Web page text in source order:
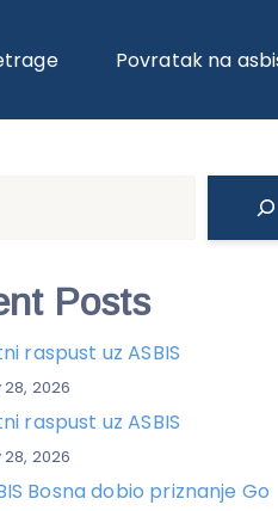
Povratak na
Posts
raspust uz ASBIS
28, 2026
raspust uz ASBIS
28, 2026
Bosna dobio priznanje Go